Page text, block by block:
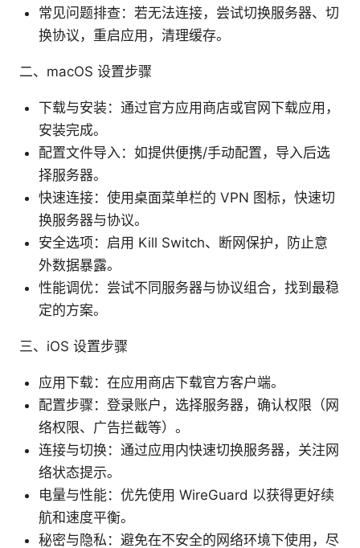
常见问题排查：若无法连接，尝试切换服务器、切
换协议，重启应用，清理缓存。
二、macOS 设置步骤
下载与安装：通过官方应用商店或官网下载应用，
安装完成。
配置文件导入：如提供便携/手动配置，导入后选
择服务器。
快速连接：使用桌面菜单栏的 VPN 图标，快速切
换服务器与协议。
安全选项：启用 Kill Switch、断网保护，防止意
外数据暴露。
性能调优：尝试不同服务器与协议组合，找到最稳
定的方案。
三、iOS 设置步骤
应用下载：在应用商店下载官方客户端。
配置步骤：登录账户，选择服务器，确认权限（网
络权限、广告拦截等）。
连接与切换：通过应用内快速切换服务器，关注网
络状态提示。
电量与性能：优先使用 WireGuard 以获得更好续
航和速度平衡。
秘密与隐私：避免在不安全的网络环境下使用，尽